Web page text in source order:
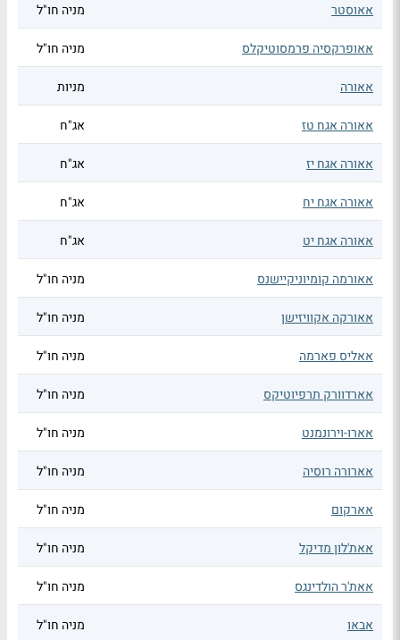
אאוסטר מניה חו"ל
אאופרקסיה פרמסוטיקלס מניה חו"ל
אאורה מניות
אאורה אגח טז אג"ח
אאורה אגח יז אג"ח
אאורה אגח יח אג"ח
אאורה אגח יט אג"ח
אאורמה קומיוניקיישנס מניה חו"ל
אאורקה אקוויזישן מניה חו"ל
אאליס פארמה מניה חו"ל
אארדוורק תרפיוטיקס מניה חו"ל
אארו-וירונמנט מניה חו"ל
אארורה רוסיה מניה חו"ל
אארקום מניה חו"ל
אאת'לון מדיקל מניה חו"ל
אאת'ר הולדינגס מניה חו"ל
אבאו מניה חו"ל